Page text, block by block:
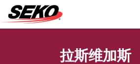
拉斯维加斯